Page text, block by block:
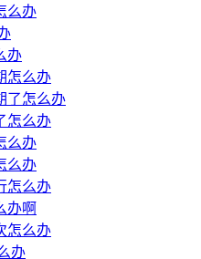
么办
办
怎么办
了怎么办
怎么办
么办
么办
怎么办
办啊
怎么办
办